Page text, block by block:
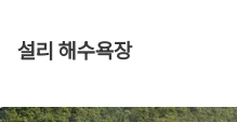
설리 해수욕장